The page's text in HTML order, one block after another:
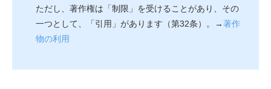
ただし、著作権は「制限」を受けることがあり、その
一つとして、「引用」があります（第32条）。→著作
物の利用